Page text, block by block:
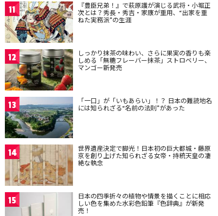
11 『豊臣兄弟！』で萩原護が演じる武将・小堀正
次とは？秀長・秀吉・家康が重用、“出家を重
ねた実務派”の生涯
12 しっかり抹茶の味わい、さらに果実の香りも楽
しめる「無糖フレーバー抹茶」ストロベリー、
マンゴー新発売
13 「一口」が「いもあらい」！？ 日本の難読地名
には知られざる“名前の法則”があった
14 世界遺産決定で脚光！日本初の巨大都城・藤原
京を創り上げた知られざる女帝・持統天皇の凄
絶な執念
15 日本の四季折々の植物や情景を描くことに相応
しい色を集めた水彩色鉛筆『色辞典』が新発
売！